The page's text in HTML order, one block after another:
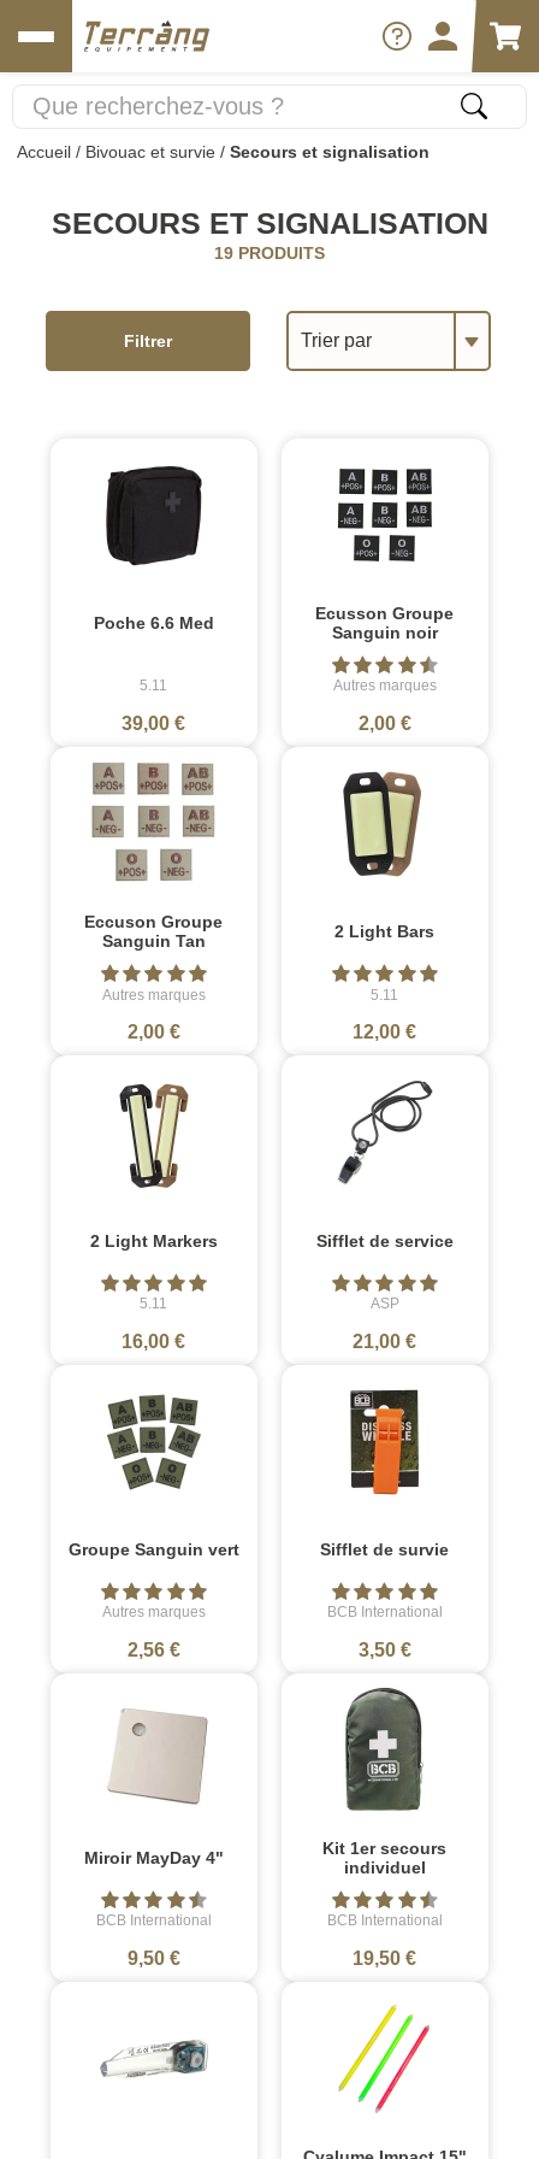
Accueil / Bivouac et survie / Secours et signalisation
SECOURS ET SIGNALISATION
19 PRODUITS
Trier par
Filtrer
Poche 6.6 Med
5.11
39,00 €
Ecusson Groupe
Sanguin noir
Autres marques
2,00 €
Eccuson Groupe
Sanguin Tan
Autres marques
2,00 €
2 Light Bars
5.11
12,00 €
2 Light Markers
5.11
16,00 €
Sifflet de service
ASP
21,00 €
Groupe Sanguin vert
Autres marques
2,56 €
Sifflet de survie
BCB International
3,50 €
Miroir MayDay 4"
BCB International
9,50 €
Kit 1er secours
individuel
BCB International
19,50 €